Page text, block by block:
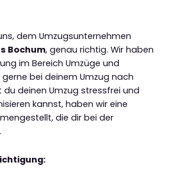
dem Umzugsunternehmen
Bochum, genau richtig. Wir haben
im Bereich Umzüge und
bei deinem Umzug nach
deinen Umzug stressfrei und
kannst, haben wir eine
die dir bei der